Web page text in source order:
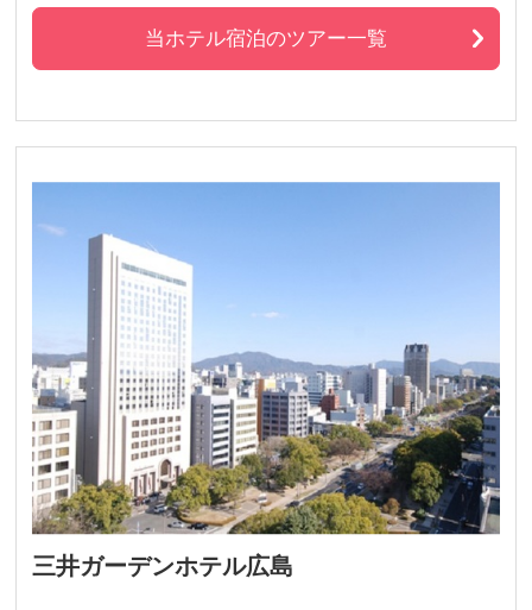
当ホテル宿泊のツアー一覧
三井ガーデンホテル広島